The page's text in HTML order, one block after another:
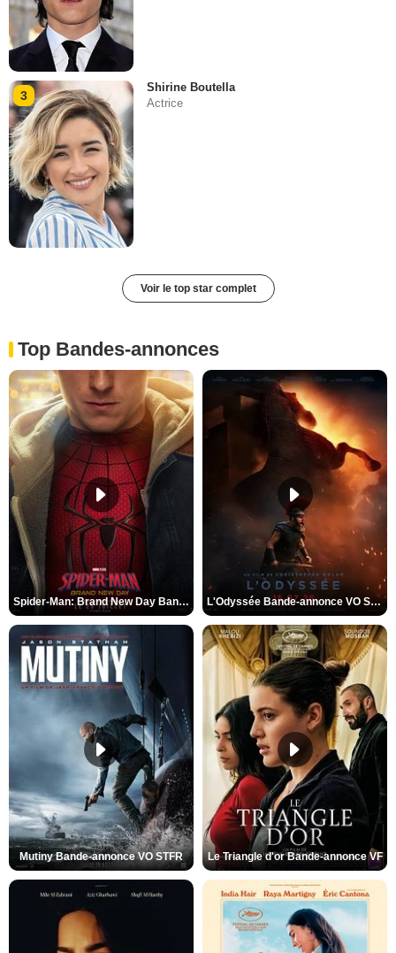
3
Shirine Boutella
Actrice
Voir le top star complet
Top Bandes-annonces
Spider-Man: Brand New Day Bande-annonce VO STFR L'Odyssée Bande-annonce VO STFR
Mutiny Bande-annonce VO STFR Le Triangle d'or Bande-annonce VF